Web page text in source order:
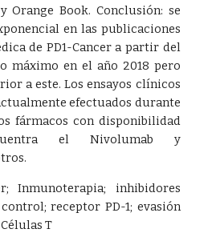
Orange Book. Conclusión: se
en las publicaciones
de PD1-Cancer a partir del
máximo en el año 2018 pero
a este. Los ensayos clínicos
efectuados durante
fármacos con disponibilidad
el Nivolumab y
; Inmunoterapia; inhibidores
; receptor PD-1; evasión
Células T